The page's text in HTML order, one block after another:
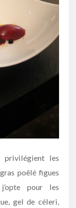
privilégient les
poêlé figues
pour les
gel de céleri,